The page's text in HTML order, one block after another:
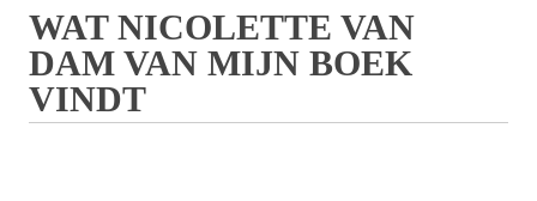
WAT NICOLETTE VAN
DAM VAN MIJN BOEK
VINDT